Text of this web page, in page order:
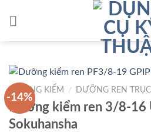
-14%
DƯỠNG KIỂM / DƯỠNG REN TRỤC
Dưỡng kiểm ren 3/8-16
Sokuhansha